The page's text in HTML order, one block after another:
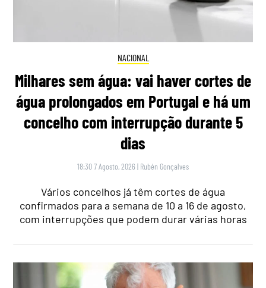
NACIONAL
Milhares sem água: vai haver cortes de
água prolongados em Portugal e há um
concelho com interrupção durante 5
dias
18:30 7 Agosto, 2026 | Rubén Gonçalves
Vários concelhos já têm cortes de água
confirmados para a semana de 10 a 16 de agosto,
com interrupções que podem durar várias horas